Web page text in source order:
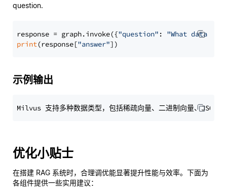
question.
response = graph.invoke({"question" : "What data
print(response["answer"
示例输出
优化小贴士
在搭建 RAG 系统时，合理调优能显著提升性能与效率。下面为
各组件提供一些实用建议：